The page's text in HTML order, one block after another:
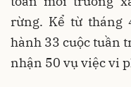
rừng. Kể từ tháng
hành 33 cuộc tuần
nhận 50 vụ việc vi